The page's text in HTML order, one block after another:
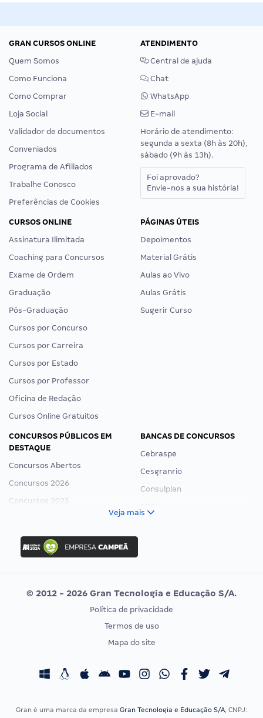
GRAN CURSOS ONLINE
Quem Somos
Como Funciona
Como Comprar
Loja Social
Validador de documentos
Conveniados
Programa de Afiliados
Trabalhe Conosco
Preferências de Cookies
ATENDIMENTO
Central de ajuda
Chat
WhatsApp
E-mail
Horário de atendimento:
segunda a sexta (8h às 20h),
sábado (9h às 13h).
Foi aprovado?
Envie-nos a sua história!
CURSOS ONLINE
Assinatura Ilimitada
Coaching para Concursos
Exame de Ordem
Graduação
Pós-Graduação
Cursos por Concurso
Cursos por Carreira
Cursos por Estado
Cursos por Professor
Oficina de Redação
Cursos Online Gratuitos
PÁGINAS ÚTEIS
Depoimentos
Material Grátis
Aulas ao Vivo
Aulas Grátis
Sugerir Curso
CONCURSOS PÚBLICOS EM
DESTAQUE
Concursos Abertos
Concursos 2026
Concursos 2025
Concurso Ibama
Concurso MPU
Editais publicados
BANCAS DE CONCURSOS
Cebraspe
Cesgranrio
Consulplan
Vunesp
CONCURSOS POR PROFISSÃO
Concursos Fiscais
EXAME DE ORDEM
Calendário OAB
Veja mais
© 2012 - 2026 Gran Tecnologia e Educação S/A.
Política de privacidade
Termos de uso
Mapa do site
Gran é uma marca da empresa Gran Tecnologia e Educação S/A, CNPJ: